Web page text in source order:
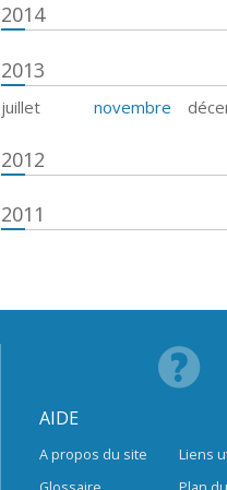
2014
2013
juillet novembre
2012
2011
AIDE
A propos du site
Liens